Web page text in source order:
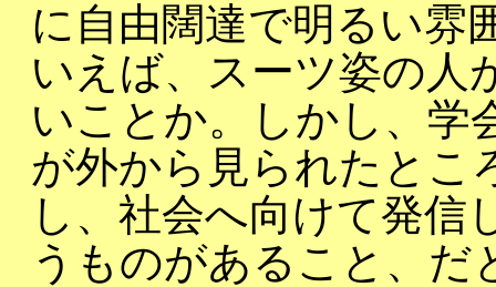
に自由闊達で明るい雰
いえば、スーツ姿の人
いことか。しかし、学
が外から見られたとこ
し、社会へ向けて発信
うものがあること、だ